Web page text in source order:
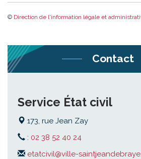
© Direction de l'information légale et
Contact
Service État civil
173, rue Jean Zay
: 02 38 52 40 24
etatcivil@ville-